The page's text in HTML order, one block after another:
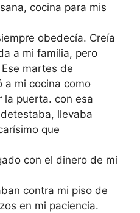
cocina para mis
obedecía. Creía
a mi familia, pero
martes de
a mi cocina como
la puerta. con esa
llevaba
que
con el dinero de mi
contra mi piso de
en mi paciencia.